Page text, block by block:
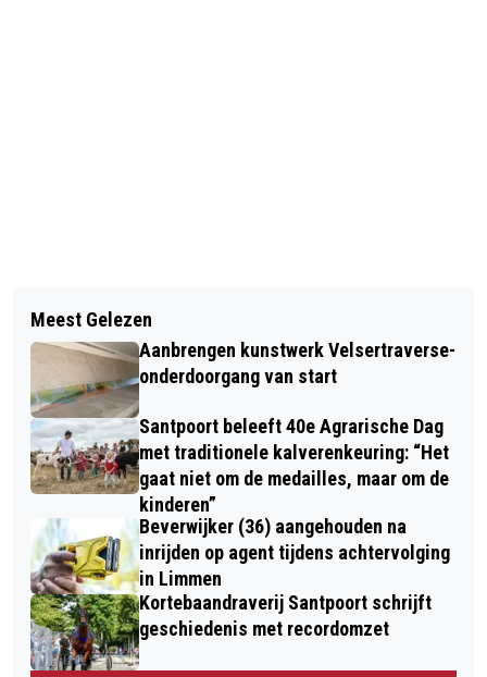
TELSTAR BOEKT OVERTUIGENDE
UITZEGE TEGEN FC EINDHOVEN EN
VERSTEVIGT POSITIE IN DE STRIJD
OM DE NACOMPETITIE
NN DAM TOT DAMLOOP BINNEN
ENKELE UREN UITVERKOCHT
Meest Gelezen
Aanbrengen kunstwerk Velsertraverse-
onderdoorgang van start
Santpoort beleeft 40e Agrarische Dag
met traditionele kalverenkeuring: “Het
gaat niet om de medailles, maar om de
kinderen”
Beverwijker (36) aangehouden na
inrijden op agent tijdens achtervolging
in Limmen
Kortebaandraverij Santpoort schrijft
geschiedenis met recordomzet